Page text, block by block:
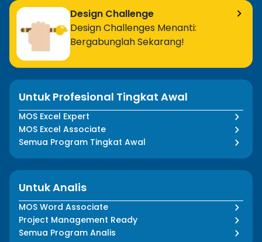
Design Challenge
Design Challenges Menanti:
Bergabunglah Sekarang!
Untuk Profesional Tingkat Awal
MOS Excel Expert
MOS Excel Associate
Semua Program Tingkat Awal
Untuk Analis
MOS Word Associate
Project Management Ready
Semua Program Analis